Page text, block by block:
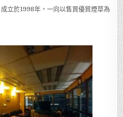
立於1998年，一向以售買優質煙草為